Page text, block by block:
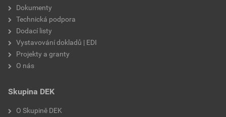
Dokumenty
Technická podpora
Dodací listy
Vystavování dokladů | EDI
Projekty a granty
O nás
Skupina DEK
O Skupině DEK